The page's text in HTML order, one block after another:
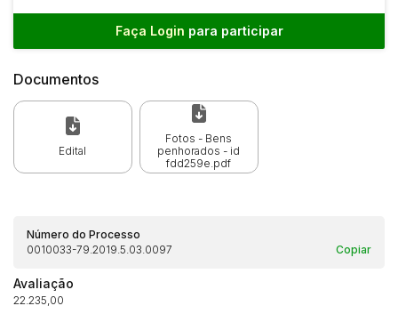
Faça Login para participar
Documentos
Edital
Fotos - Bens
penhorados - id
fdd259e.pdf
Número do Processo
0010033-79.2019.5.03.0097
Copiar
Avaliação
22.235,00